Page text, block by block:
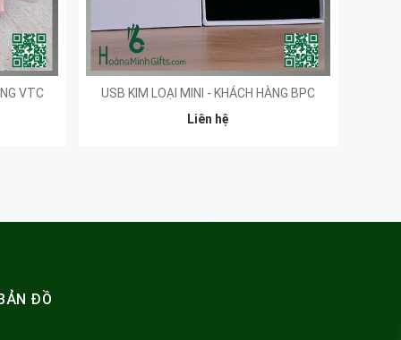
VTC
USB KIM LOẠI MINI - KHÁCH HÀNG BPC
Liên hệ
ĐỒ